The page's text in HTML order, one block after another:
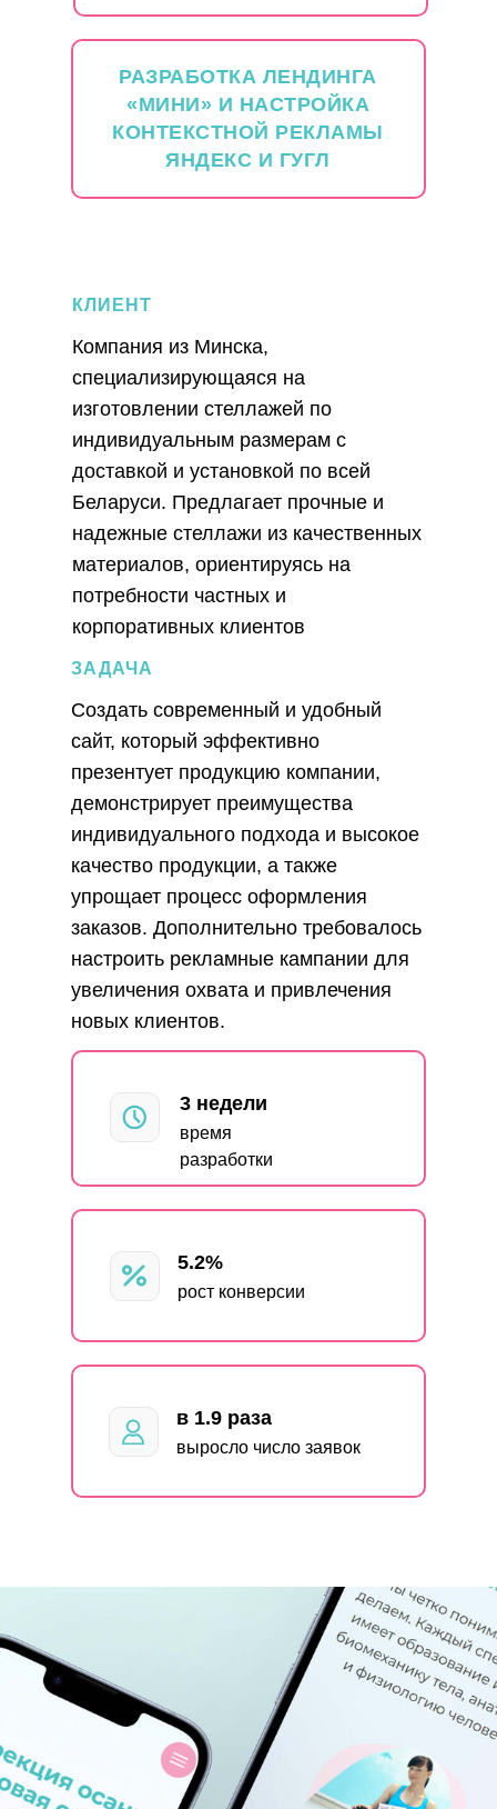
РАЗРАБОТКА ЛЕНДИНГА
«МИНИ» И НАСТРОЙКА
КОНТЕКСТНОЙ РЕКЛАМЫ
ЯНДЕКС И ГУГЛ
Компания из Минска,
специализирующаяся на
изготовлении стеллажей по
индивидуальным размерам с
доставкой и установкой по всей
Беларуси. Предлагает прочные и
надежные стеллажи из качественных
материалов, ориентируясь на
потребности частных и
корпоративных клиентов
Создать современный и удобный
сайт, который эффективно
презентует продукцию компании,
демонстрирует преимущества
индивидуального подхода и высокое
качество продукции, а также
упрощает процесс оформления
заказов. Дополнительно требовалось
настроить рекламные кампании для
увеличения охвата и привлечения
новых клиентов.
КЛИЕНТ
ЗАДАЧА
3 недели
время
разработки
5.2%
рост конверсии
в 1.9 раза
выросло число заявок